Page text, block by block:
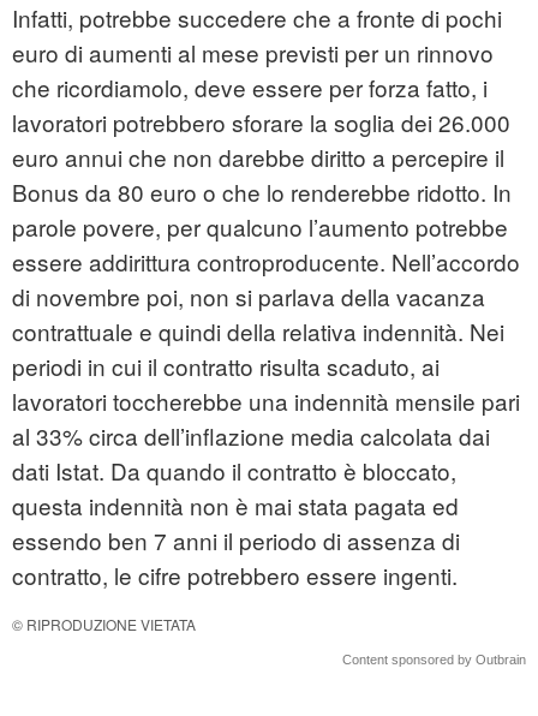
Infatti, potrebbe succedere che a fronte di pochi
euro di aumenti al mese previsti per un rinnovo
che ricordiamolo, deve essere per forza fatto, i
lavoratori potrebbero sforare la soglia dei 26.000
euro annui che non darebbe diritto a percepire il
Bonus da 80 euro o che lo renderebbe ridotto. In
parole povere, per qualcuno l’aumento potrebbe
essere addirittura controproducente. Nell’accordo
di novembre poi, non si parlava della vacanza
contrattuale e quindi della relativa indennità. Nei
periodi in cui il contratto risulta scaduto, ai
lavoratori toccherebbe una indennità mensile pari
al 33% circa dell’inflazione media calcolata dai
dati Istat. Da quando il contratto è bloccato,
questa indennità non è mai stata pagata ed
essendo ben 7 anni il periodo di assenza di
contratto, le cifre potrebbero essere ingenti.
© RIPRODUZIONE VIETATA
Content sponsored by Outbrain